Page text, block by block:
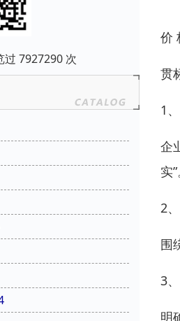
过 7927290 次
价
贯
1
企
实
2
围
3
明